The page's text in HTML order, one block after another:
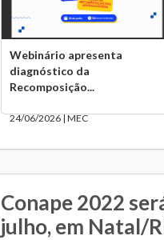
Webinário apresenta
diagnóstico da
Recomposição...
24/06/2026 | MEC
Conape 2022
julho, em Natal/